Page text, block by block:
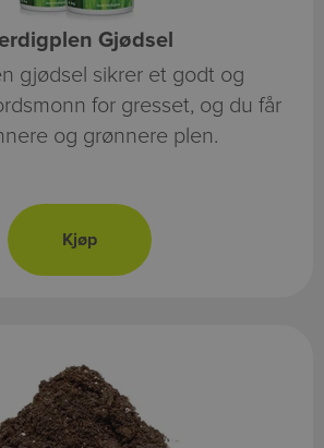
Gjødsel
gjødsel sikrer et godt og
for gresset, og du får
og grønnere plen.